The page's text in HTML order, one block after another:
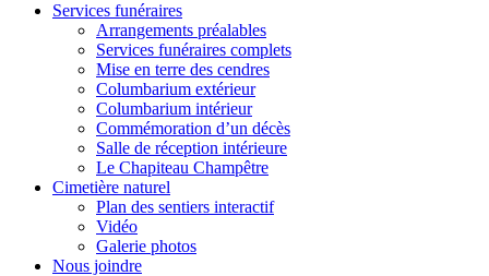
Services funéraires
Arrangements préalables
Services funéraires complets
Mise en terre des cendres
Columbarium extérieur
Columbarium intérieur
Commémoration d’un décès
Salle de réception intérieure
Le Chapiteau Champêtre
Cimetière naturel
Plan des sentiers interactif
Vidéo
Galerie photos
Nous joindre